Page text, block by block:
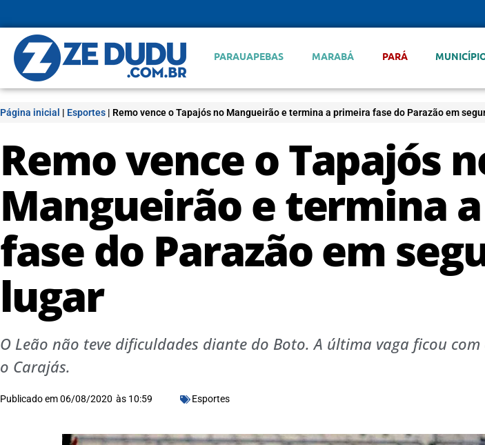
PARAUAPEBAS MARABÁ PARÁ
Página inicial | Esportes | Remo vence o Tapajós no Mangueirão e termina a primeira fase do Parazão em
Remo vence o Tapajós
Mangueirão e termina
fase do Parazão em
lugar
O Leão não teve dificuldades diante do Boto. A última vaga ficou
o Carajás.
Publicado em06/08/2020 às 10:59 Esportes